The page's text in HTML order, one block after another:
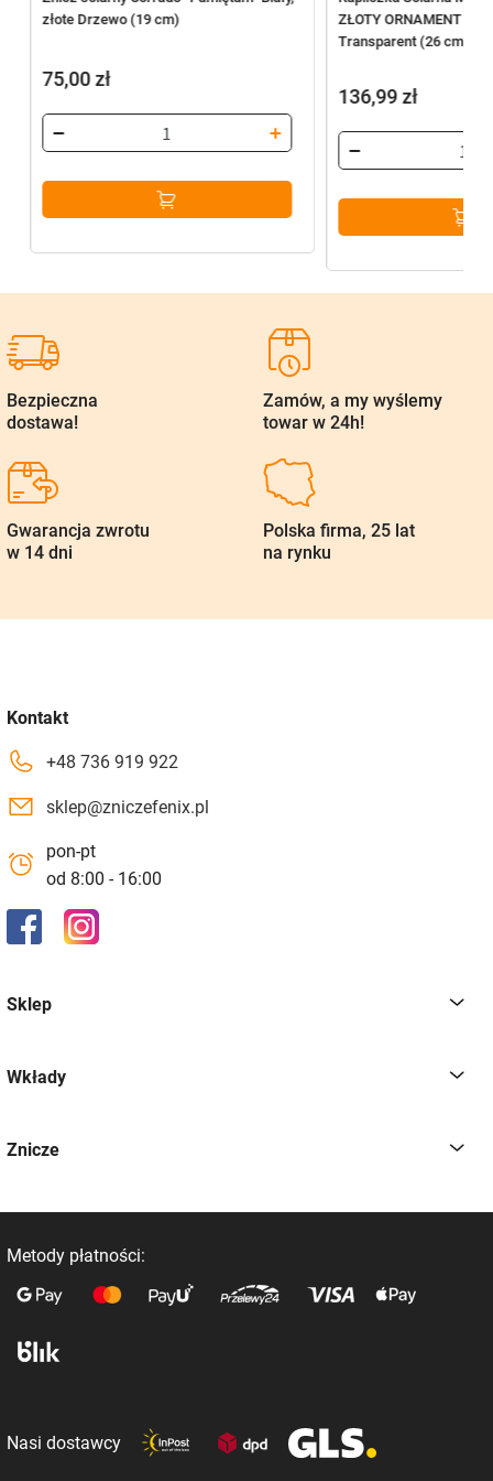
złote Drzewo (19 cm)
75,00zł
ZŁOTY ORNAMENT
Transparent (26 cm)
136,99zł
Bezpieczna
dostawa!
Zamów, a my wyślemy
towar w 24h!
Gwarancja zwrotu
w 14 dni
Polska firma, 25 lat
na rynku
Kontakt
+48 736 919 922
sklep@zniczefenix.pl
pon-pt
od 8:00 - 16:00
Sklep
Wkłady
Znicze
Metody płatności:
Nasi dostawcy